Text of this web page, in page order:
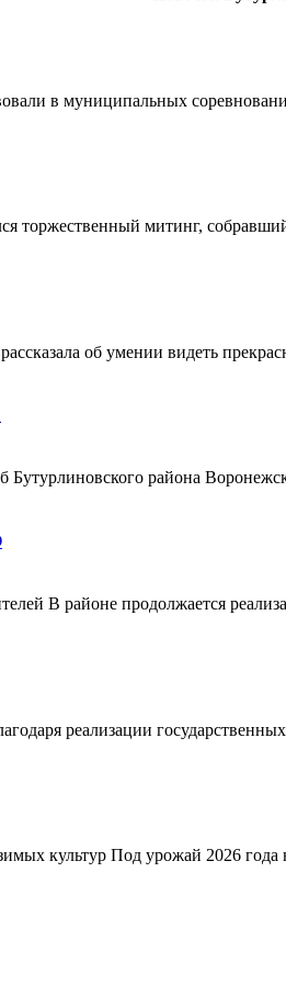
в муниципальных
торжественный митинг,
об умении видеть
Бутурлиновского района
В районе продолжается
реализации
культур Под урожай 2026